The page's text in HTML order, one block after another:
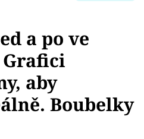
a po ve
Grafici
aby
Boubelky